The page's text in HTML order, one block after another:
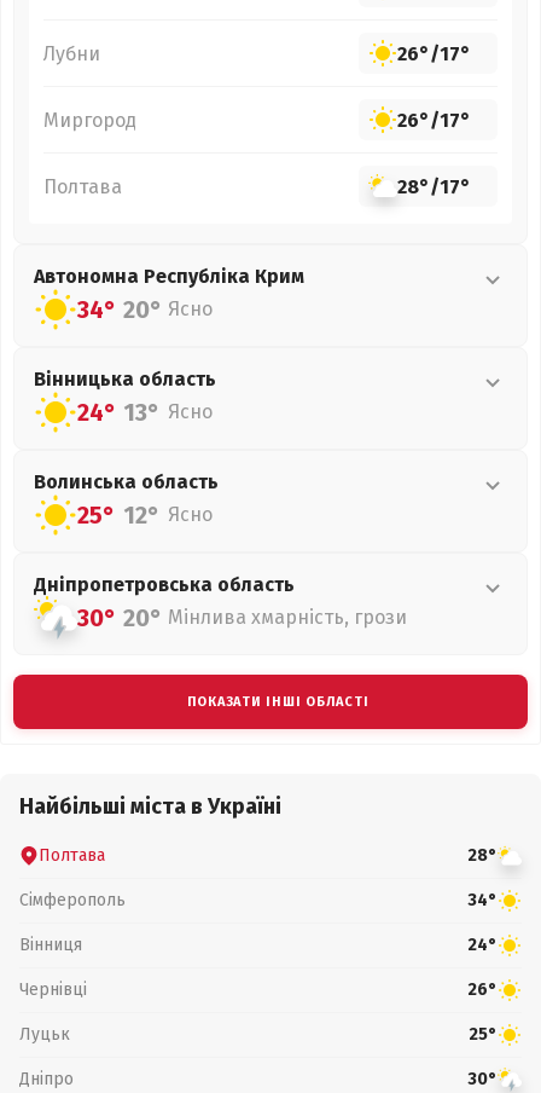
Лубни 26°/17°
Миргород 26°/17°
Полтава 28°/17°
Автономна Республіка Крим
34° 20° Ясно
Вінницька область
24° 13° Ясно
Волинська область
25° 12° Ясно
Дніпропетровська область
30° 20° Мінлива хмарність, грози
ПОКАЗАТИ ІНШІ ОБЛАСТІ
Найбільші міста в Україні
Полтава 28°
Сімферополь 34°
Вінниця 24°
Чернівці 26°
Луцьк 25°
Дніпро 30°